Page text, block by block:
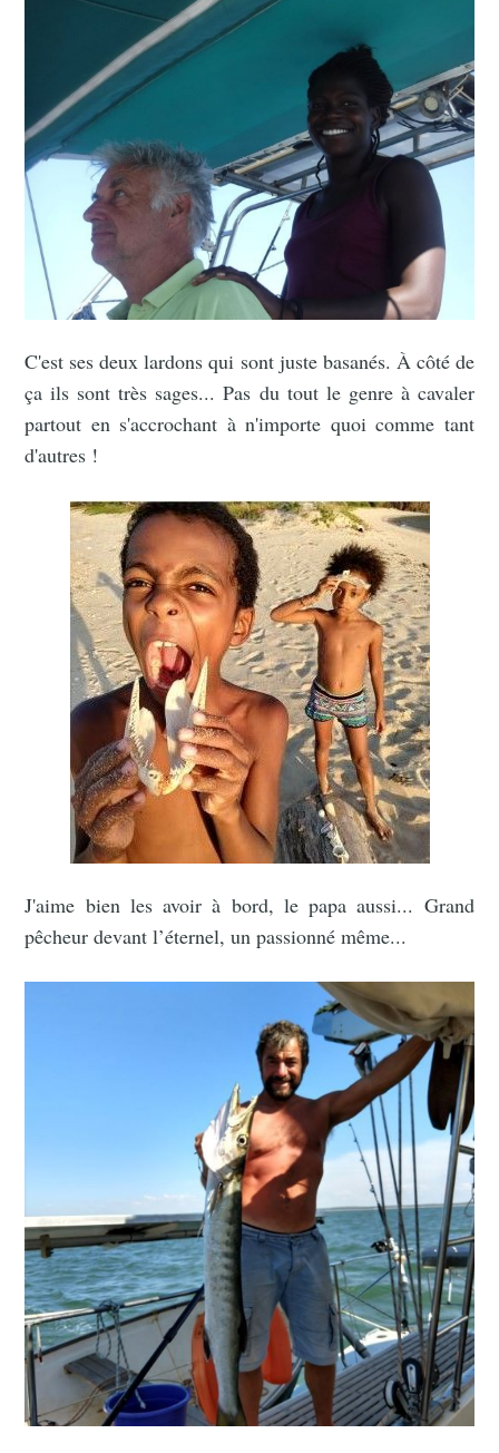
C'est ses deux lardons qui sont juste basanés. À côté de
ça ils sont très sages... Pas du tout le genre à cavaler
partout en s'accrochant à n'importe quoi comme tant
d'autres !
J'aime bien les avoir à bord, le papa aussi... Grand
pêcheur devant l’éternel, un passionné même...